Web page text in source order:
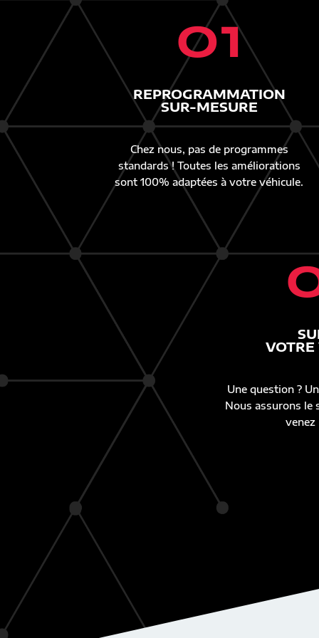
01
REPROGRAMMATION
SUR-MESURE
Chez nous, pas de programmes
standards ! Toutes les améliorations
sont 100% adaptées à votre véhicule.
Une question ?
Nous assurons le
venez